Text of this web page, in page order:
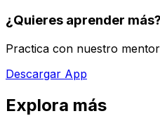
¿Quieres aprender más?
Practica con nuestro
Descargar App
Explora más